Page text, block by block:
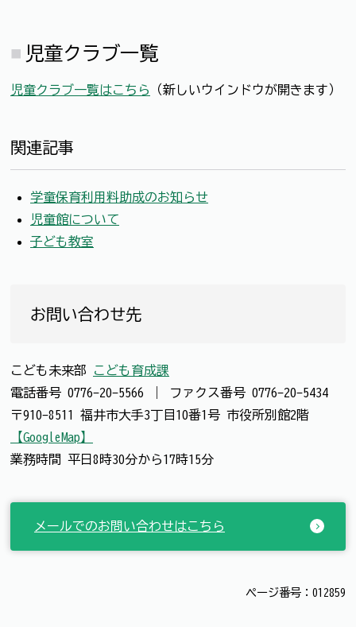
児童クラブ一覧
児童クラブ一覧はこちら （新しいウインドウが開きます）
関連記事
学童保育利用料助成のお知らせ
児童館について
子ども教室
お問い合わせ先
こども未来部
こども育成課
電話番号 0776-20-5566 ファクス番号 0776-20-5434
〒910-8511 福井市大手3丁目10番1号 市役所別館2階
【GoogleMap】
業務時間 平日8時30分から17時15分
メールでのお問い合わせはこちら
ページ番号：012859